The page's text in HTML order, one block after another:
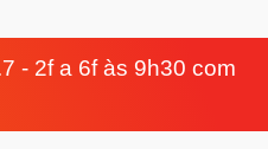
- 2f a 6f às 9h30 com